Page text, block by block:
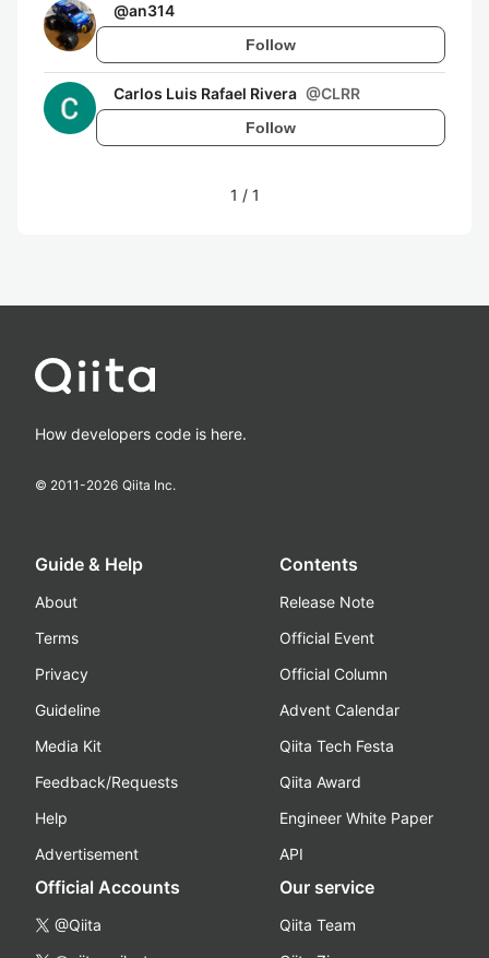
@an314
Follow
Carlos Luis Rafael Rivera @CLRR
Follow
1 / 1
How developers code is here.
© 2011-2026 Qiita Inc.
Guide & Help
About
Terms
Privacy
Guideline
Media Kit
Feedback/Requests
Help
Advertisement
Contents
Release Note
Official Event
Official Column
Advent Calendar
Qiita Tech Festa
Qiita Award
Engineer White Paper
API
Official Accounts
@Qiita
Our service
Qiita Team